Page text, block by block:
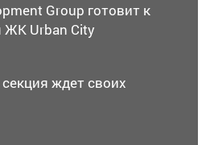
Group готовит к
ЖК Urban City
ждет своих